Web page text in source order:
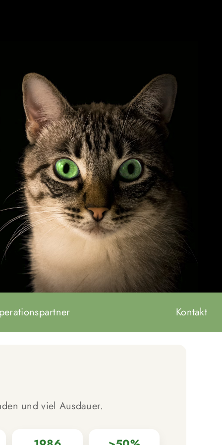
Kontakt
und viel Ausdauer.